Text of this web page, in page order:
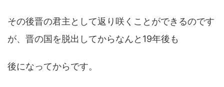
その後晋の君主として返り咲くことができるのです
が、晋の国を脱出してからなんと19年後も
後になってからです。